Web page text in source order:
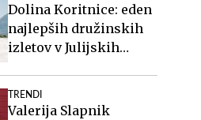
Dolina Koritnice: eden
najlepših družinskih
izletov v Julijskih
TRENDI
Valerija Slapnik